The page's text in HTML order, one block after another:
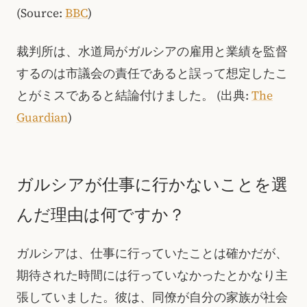
(Source: BBC)
裁判所は、水道局がガルシアの雇用と業績を監督
するのは市議会の責任であると誤って想定したこ
とがミスであると結論付けました。 (出典: The
Guardian)
ガルシアが仕事に行かないことを選
んだ理由は何ですか？
ガルシアは、仕事に行っていたことは確かだが、
期待された時間には行っていなかったとかなり主
張していました。彼は、同僚が自分の家族が社会